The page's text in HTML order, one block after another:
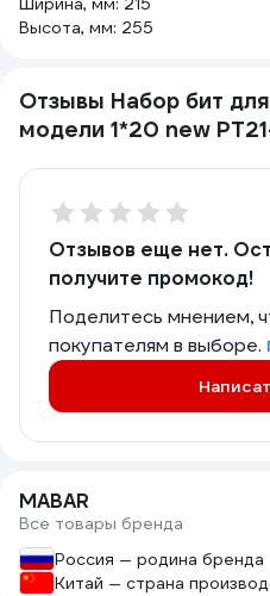
Высота, мм: 255
Отзывы Набор бит
модели 1*20 new
Отзывов еще нет.
получите промокод!
Поделитесь мнением,
покупателям в выборе.
MABAR
Все товары бренда
Россия — родина бренда
Китай — страна